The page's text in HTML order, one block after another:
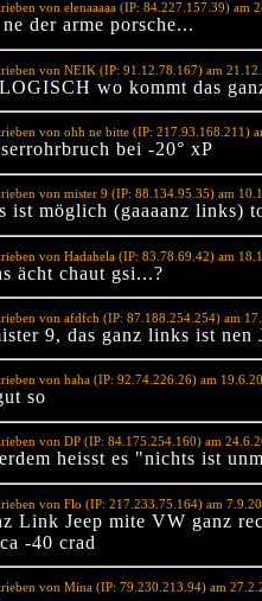
von elenaaaaa (IP: 84.227.157.39) am
der arme porsche...
von NEIK (IP: 91.12.78.167) am
wo kommt das
von ohh ne bitte (IP: 217.93.168.211)
bei -20° xP
von mister 9 (IP: 88.134.95.35) am
ist möglich (gaaaanz links)
von Hadahela (IP: 83.78.69.42) am
ächt chaut gsi...?
von afdfch (IP: 87.188.254.254) am
9, das ganz links ist nen
von haha (IP: 92.74.226.26) am
so
von DP (IP: 84.175.254.160) am
heisst es "nichts ist
von Flo (IP: 217.233.75.164) am
Link Jeep mite VW ganz
-40 crad
von Mina (IP: 79.230.213.94) am